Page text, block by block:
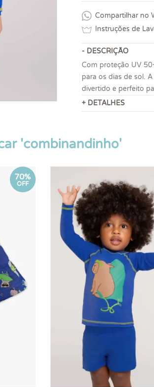
Compartilhar no
Instruções de
- DESCRIÇÃO
Com proteção UV
para os dias de sol.
divertido e perfeito
+ DETALHES
'combinandinho'
70%
OFF